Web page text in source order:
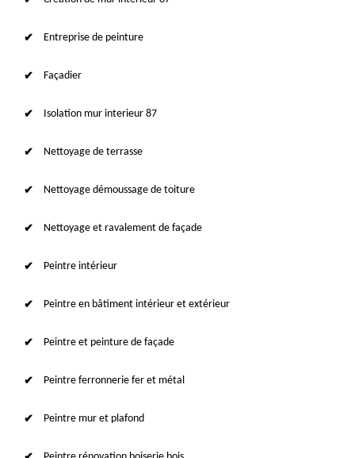
Entreprise de peinture
Façadier
Isolation mur interieur 87
Nettoyage de terrasse
Nettoyage démoussage de toiture
Nettoyage et ravalement de façade
Peintre intérieur
Peintre en bâtiment intérieur et extérieur
Peintre et peinture de façade
Peintre ferronnerie fer et métal
Peintre mur et plafond